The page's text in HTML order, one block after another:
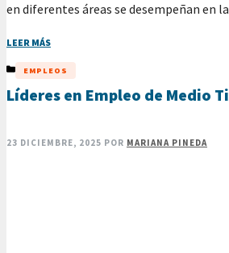
en diferentes áreas se desempeñan en
LEER MÁS
CATEGORÍAS
EMPLEOS
Líderes en Empleo de Medio
23 DICIEMBRE, 2025 POR MARIANA PINEDA